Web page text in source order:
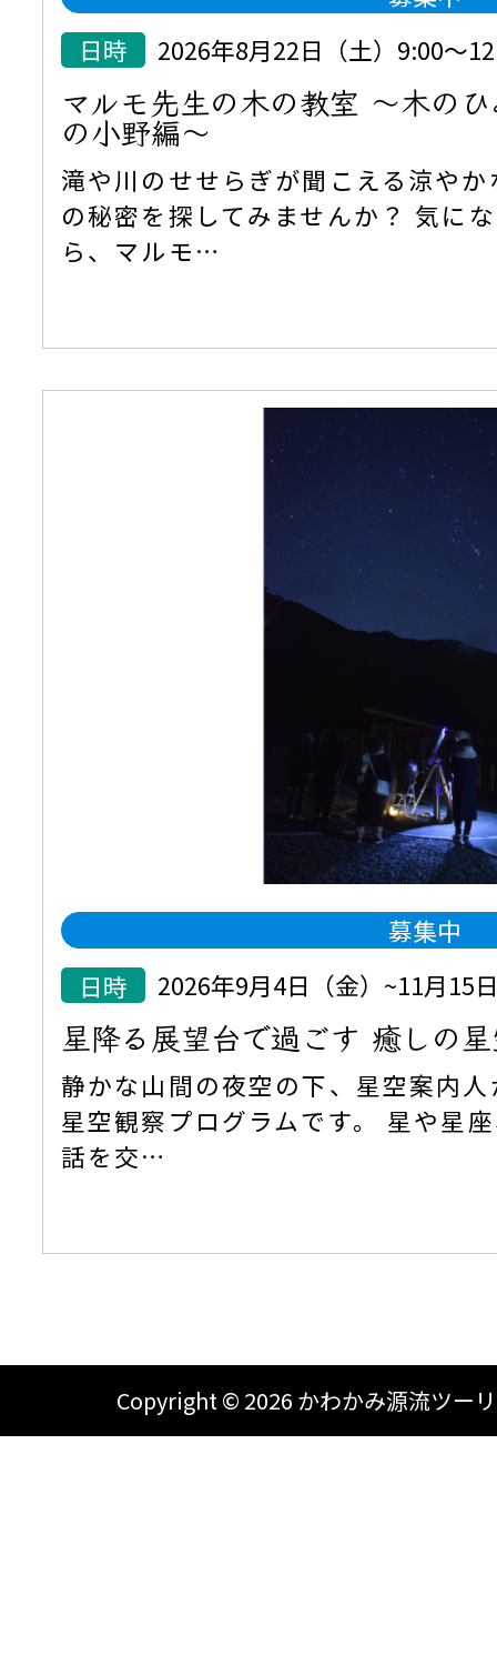
日時
2026年8月22日（土）9:00～
マルモ先生の木の教室 ～木の
の小野編～
滝や川のせせらぎが聞こえる涼や
の秘密を探してみませんか？ 気に
ら、マルモ…
募集中
日時
2026年9月4日（金）~11月15
星降る展望台で過ごす 癒しの
静かな山間の夜空の下、星空案内
星空観察プログラムです。 星や星
話を交…
Copyright © 2026 かわかみ源流ツー